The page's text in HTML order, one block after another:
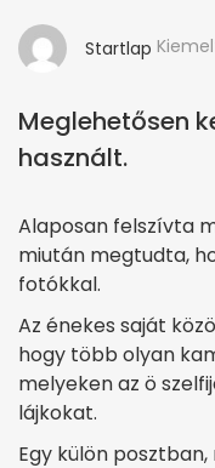
Startlap
Meglehetősen
használt.
Alaposan felszívta
miután megtudta,
fotókkal.
Az énekes saját
hogy több olyan
melyeken az ö
lájkokat.
Egy külön